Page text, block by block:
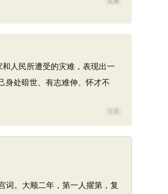
人民所遭受的灾难，表现出一
身处暗世、有志难伸、怀才不
完善
词。大顺二年，第一人擢第，复